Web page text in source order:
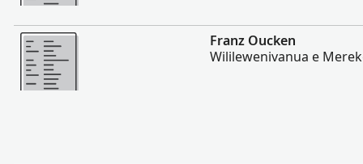
Vakalevu cake
Franz Oucken
Wililewenivanua e